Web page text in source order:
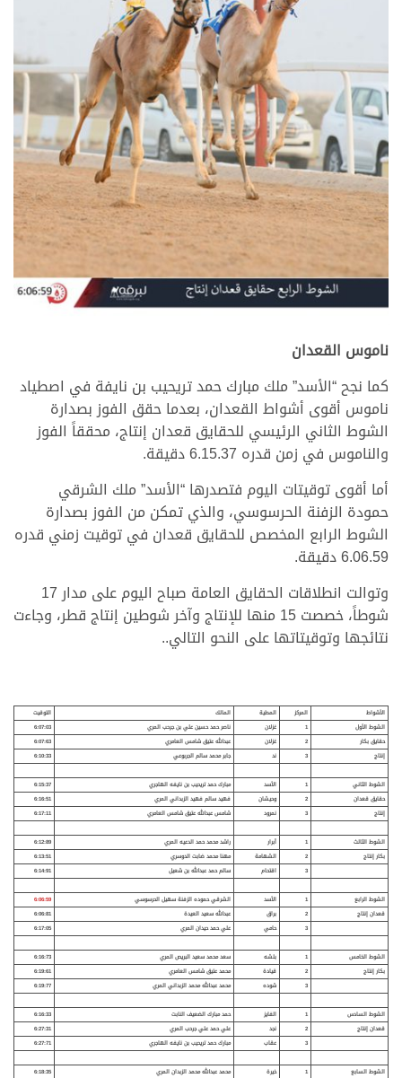
ناموس القعدان
كما نجح “الأسد” ملك مبارك حمد تريحيب بن نايفة في اصطياد
ناموس أقوى أشواط القعدان، بعدما حقق الفوز بصدارة
الشوط الثاني الرئيسي للحقايق قعدان إنتاج، محققاً الفوز
والناموس في زمن قدره 6.15.37 دقيقة.
أما أقوى توقيتات اليوم فتصدرها “الأسد” ملك الشرقي
حمودة الزفنة الحرسوسي، والذي تمكن من الفوز بصدارة
الشوط الرابع المخصص للحقايق قعدان في توقيت زمني قدره
6.06.59 دقيقة.
وتوالت انطلاقات الحقايق العامة صباح اليوم على مدار 17
شوطاً، خصصت 15 منها للإنتاج وآخر شوطين إنتاج قطر، وجاءت
نتائجها وتوقيتاتها على النحو التالي..
الأشواط المركز المطية المالك
التوقيت
الشوط الأول
1 غزلان ناصر حمد حسين عليبنجرحب المري
6:07:03
حقايق بكار
2 غزلان عبدالله عتيق شامس العامري
6:07:63
إنتاج
3 ند جابر محمد سالم الجربوعي 6:10:33
الشوط الثاني 1 الأسد مبارك حمد تريحيب بن نايفه الهاجري
6:15:37
حقايق قعدان
2 وحيشان فهيد سالم فهيد الزبداني المري
6:16:51
إنتاج
3 نمرود شامس عبدالله عتيق شامس العامري 6:17:11
الشوط الثالث 1 أبرار راشد محمد حمد الدعيه المري
6:12:89
بكار إنتاج
2 الشهامة مهنا محمد ضابت الدوسري
6:13:51
3
اقتحام سالم حمد عبدالله بن شعيل 6:14:91
الشوط الرابع 1 الأسد الشرقي حموده الزفنة سهيل الحرسوسي
6:06:59
قعدان إنتاج
2 براق عبدالله سعيد العيدة
6:06:81
3
حامي علي حمد حيدان المري 6:17:05
الشوط الخامس 1 بلشه سعد محمد سعيد البريص المري
6:16:73
بكار إنتاج
2 قيادة محمد عتيق شامس العامري
6:19:61
3
شوده محمد عبدالله محمد الزبداني المري 6:19:77
الشوط السادس 1 الفايز حمد مبارك الضعيف النابت
6:16:33
قعدان إنتاج
2 نجد علي حمد علي جرحب المري
6:27:31
3
عقاب مبارك حمد تريحيب بن نايفه الهاجري 6:27:71
الشوط السابع 1 خيرة محمد عبدالله محمد الزبدان المري
6:18:35